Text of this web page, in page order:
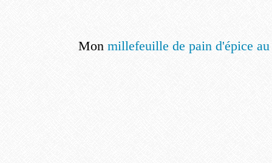
Mon millefeuille de pain d'épice